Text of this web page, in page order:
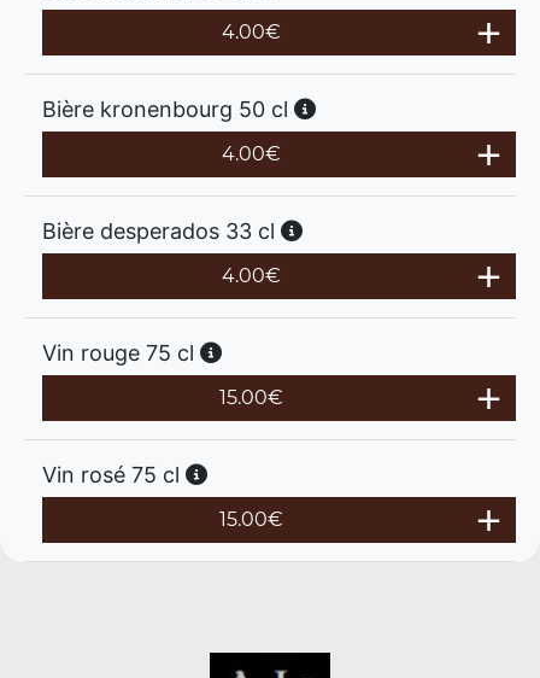
4.00€
Bière kronenbourg 50 cl
4.00€
Bière desperados 33 cl
4.00€
Vin rouge 75 cl
15.00€
Vin rosé 75 cl
15.00€